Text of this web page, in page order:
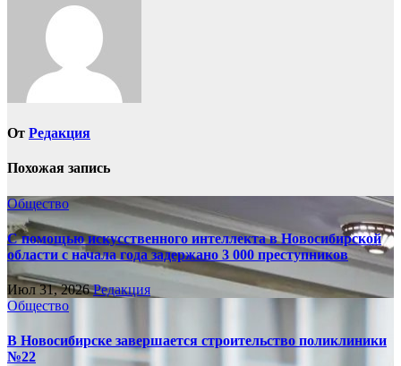
От Редакция
Похожая запись
Общество
С помощью искусственного интеллекта в Новосибирской
области с начала года задержано 3 000 преступников
Июл 31, 2026Редакция
Общество
В Новосибирске завершается строительство поликлиники
№22